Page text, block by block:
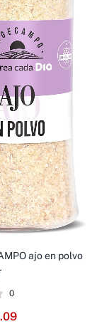
ajo en polvo
0